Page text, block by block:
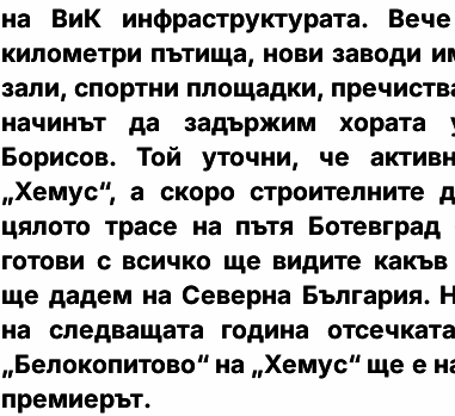
на ВиК инфраструктурата.
километри пътища, нови заводи
зали, спортни площадки,
начинът да задържим хората
Борисов. Той уточни, че
„Хемус“, а скоро строителните
цялото трасе на пътя
готови с всичко ще видите
ще дадем на Северна България.
на следващата година
„Белокопитово“ на „Хемус“ ще е
премиерът.